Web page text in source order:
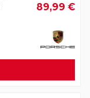
89,99 €